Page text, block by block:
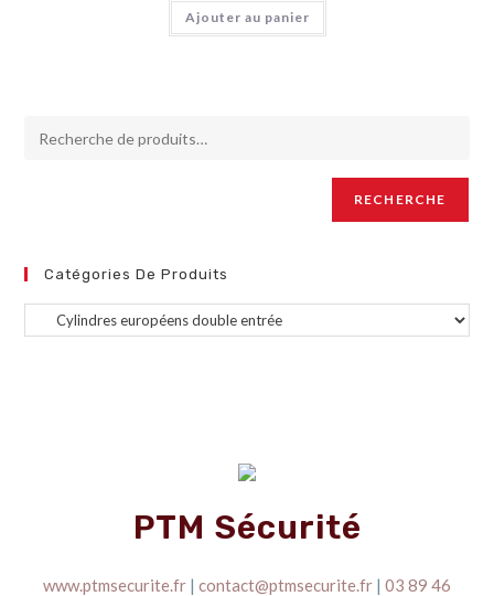
Ajouter au panier
RECHERCHE
Catégories De Produits
PTM Sécurité
www.ptmsecurite.fr | contact@ptmsecurite.fr | 03 89 46